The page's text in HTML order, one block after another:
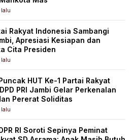
Rakyat Indonesia Sambangi
Apresiasi Kesiapan dan
Cita Presiden
HUT Ke-1 Partai Rakyat
PRI Jambi Gelar Perkenalan
Pererat Soliditas
RI Soroti Sepinya Peminat